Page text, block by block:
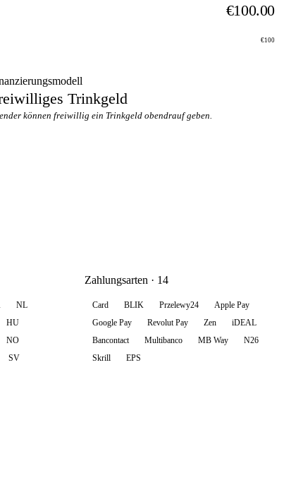
€100.00
€100
Trinkgeld
können freiwillig ein Trinkgeld obendrauf geben.
NL
HU
NO
SV
Zahlungsarten · 14
Card BLIK Przelewy24
Apple Pay
Google Pay
Revolut Pay Zen
iDEAL
Bancontact
Multibanco MB Way
N26
Skrill
EPS